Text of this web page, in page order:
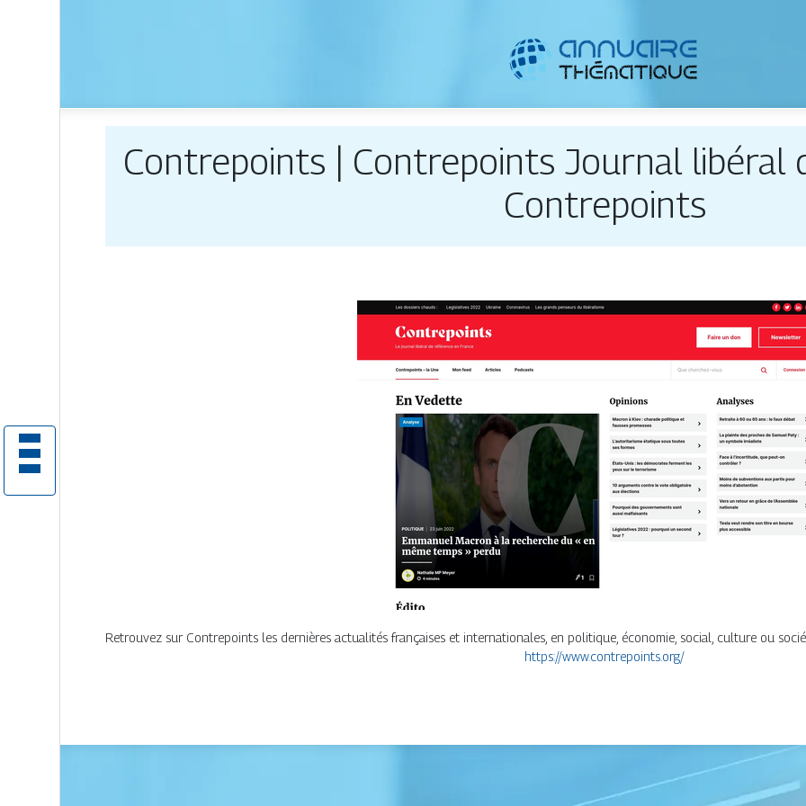
Contre­points | Contre­points Journal libéral
Contre­points
Retrouvez sur Contrepoints les dernières actualités françaises et internationales, en politique, économie, social, culture ou
https://www.contrepoints.org/